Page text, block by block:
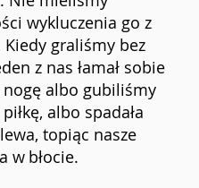
wykluczenia go z
Kiedy graliśmy bez
z nas łamał sobie
albo gubiliśmy
albo spadała
topiąc nasze
w błocie.